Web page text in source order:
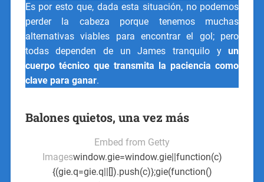
Es por esto que, dada esta situación, no podemos
perder la cabeza porque tenemos muchas
alternativas viables para encontrar el gol; pero
todas dependen de un James tranquilo yun
cuerpo técnico que transmita la paciencia como
clave para ganar.
Balones quietos, una vez más
Embed from Getty
Imageswindow.gie=window.gie||function(c)
{(gie.q=gie.q||[]).push(c)};gie(function()